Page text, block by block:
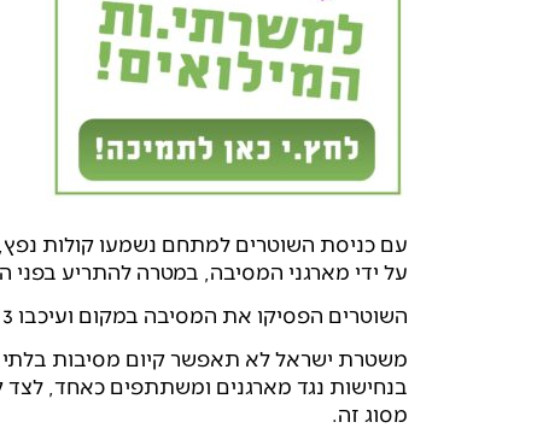
עם כניסת השוטרים למתחם נשמעו קולות נפץ,
על ידי מארגני המסיבה, במטרה להתריע
השוטרים הפסיקו את המסיבה במקום ועיכבו 3 חשודים לחקירה.
משטרת ישראל לא תאפשר קיום מסיבות בלתי
בנחישות נגד מארגנים ומשתתפים כאחד, לצד
מסוג זה.